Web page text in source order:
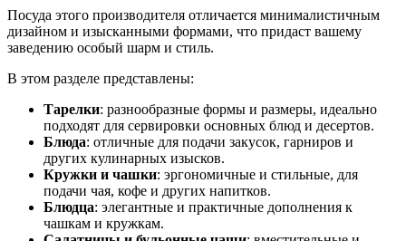
Посуда этого производителя отличается минималистичным
дизайном и изысканными формами, что придаст вашему
заведению особый шарм и стиль.
В этом разделе представлены:
Тарелки: разнообразные формы и размеры, идеально
подходят для сервировки основных блюд и десертов.
Блюда: отличные для подачи закусок, гарниров и
других кулинарных изысков.
Кружки и чашки: эргономичные и стильные, для
подачи чая, кофе и других напитков.
Блюдца: элегантные и практичные дополнения к
чашкам и кружкам.